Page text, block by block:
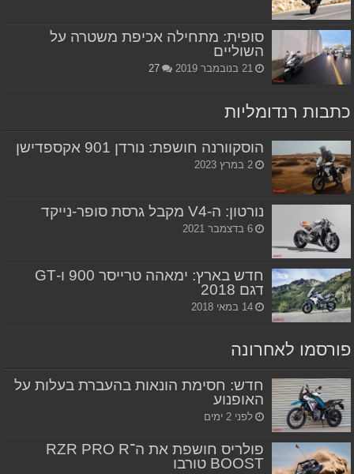
סופית: מתחילה אכיפת משטרה על
השוליים
21 בנובמבר 2019 27
כתבות רנדומליות
הוסקוורנה חושפת: נורדן 901 אקספדישן
2 במרץ 2023
נורטון: ה-V4 מקבל גרסת סופר-נייקד
6 בדצמבר 2021
חדש בארץ: ימאהה טרייסר 900 ו-GT
דגם 2018
14 במאי 2018
פורסמו לאחרונה
חדש: חסימת הונאות בהעברת בעלות על
האופנוע
לפני 2 ימים
פולריס חושפת את ה־RZR PRO R
BOOST טורבו